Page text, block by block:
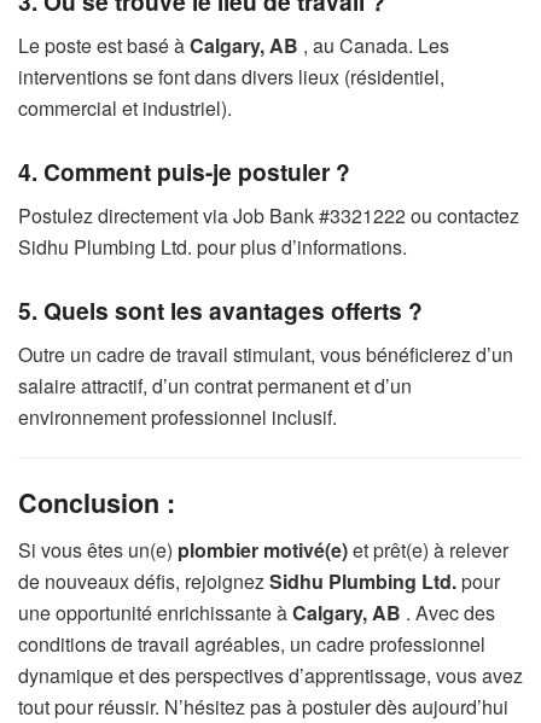
Le poste est basé àCalgary, AB , au Canada. Les
interventions se font dans divers lieux (résidentiel,
commercial et industriel).
4. Comment puis-je postuler ?
Postulez directement via Job Bank #3321222 ou contactez
Sidhu Plumbing Ltd. pour plus d’informations.
5. Quels sont les avantages offerts ?
Outre un cadre de travail stimulant, vous bénéficierez d’un
salaire attractif, d’un contrat permanent et d’un
environnement professionnel inclusif.
Conclusion :
Si vous êtes un(e) plombier motivé(e)et prêt(e) à relever
de nouveaux défis, rejoignezSidhu Plumbing Ltd.pour
une opportunité enrichissante àCalgary, AB . Avec des
conditions de travail agréables, un cadre professionnel
dynamique et des perspectives d’apprentissage, vous avez
tout pour réussir. N’hésitez pas à postuler dès aujourd’hui